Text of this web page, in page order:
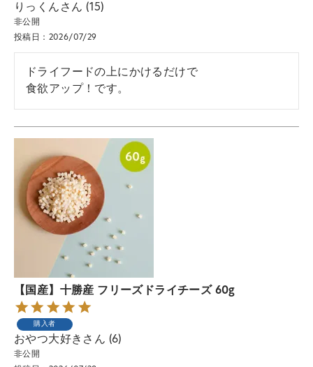
りっくん 15
非公開
投稿日
2026/07/29
ドライフードの上にかけるだけで
食欲アップ！です。
【国産】十勝産 フリーズドライチーズ 60g
購入者
おやつ大好き 6
非公開